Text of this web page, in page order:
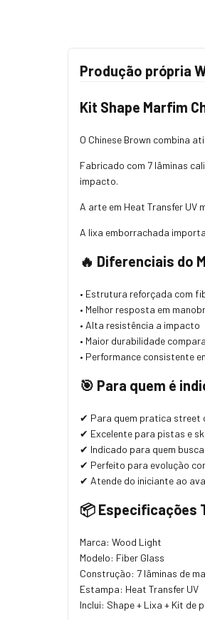
Produção própria
Kit Shape Marfim
O Chinese Brown combina
Fabricado com 7 lâminas
impacto.
A arte em Heat Transfer UV
A lixa emborrachada
🔥 Diferenciais do
• Estrutura reforçada com
• Melhor resposta em
• Alta resistência a impacto
• Maior durabilidade
• Performance consistente
🎯 Para quem é
✔ Para quem pratica street
✔ Excelente para pistas e
✔ Indicado para quem
✔ Perfeito para evolução
✔ Atende do iniciante ao
📦 Especificações
Marca: Wood Light
Modelo: Fiber Glass
Construção: 7 lâminas de
Estampa: Heat Transfer UV
Inclui: Shape + Lixa + Kit de